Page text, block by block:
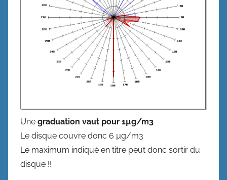
Une graduation vaut pour 1µg/m3
Le disque couvre donc 6 µg/m3
Le maximum indiqué en titre peut donc sortir du
disque !!